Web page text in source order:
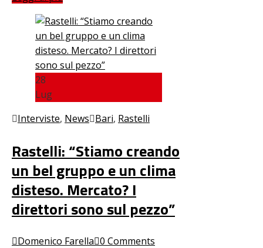
28
Lug
Interviste, News Bari, Rastelli
Rastelli: “Stiamo creando
un bel gruppo e un clima
disteso. Mercato? I
direttori sono sul pezzo”
Domenico Farella 0 Comments